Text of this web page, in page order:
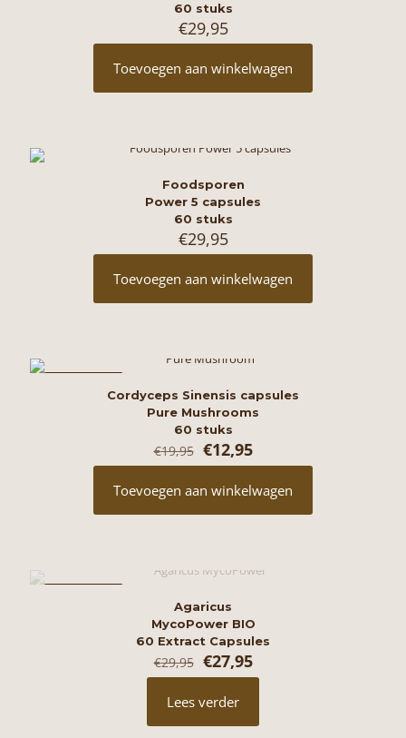
60 stuks
€29,95
Toevoegen aan winkelwagen
Foodsporen
Power 5 capsules
60 stuks
€29,95
Toevoegen aan winkelwagen
Cordyceps Sinensis capsules
Pure Mushrooms
60 stuks
€19,95 Oorspronkelijke
prijs
was:
€19,95.
€12,95Huidige
prijs
is:
€12,95.
Toevoegen aan winkelwagen
Agaricus
MycoPower BIO
60 Extract Capsules
€29,95 Oorspronkelijke
prijs
was:
€29,95.
€27,95Huidige
prijs
Lees verder